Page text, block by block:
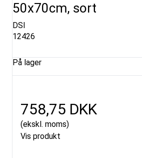
50x70cm, sort
DSI
12426
På lager
758,75 DKK
(ekskl. moms)
Vis produkt